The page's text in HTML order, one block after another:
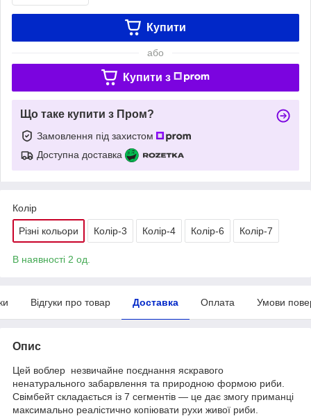
Купити
або
Купити з
Що таке купити з Пром?
Замовлення під захистом
Доступна доставка
Колір
Різні кольори Колір-3 Колір-4 Колір-6 Колір-7
В наявності 2 од.
Відгуки про товар Доставка Оплата Умови
Опис
Цей воблер незвичайне поєднання яскравого
ненатурального забарвлення та природною формою риби.
Свімбейт складається із 7 сегментів — це дає змогу приманці
максимально реалістично копіювати рухи живої риби.